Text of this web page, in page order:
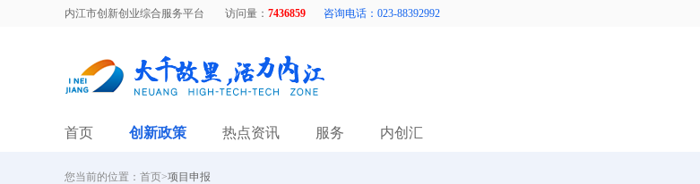
内江市创新创业综合服务平台 访问量： 7436859 咨询电话：023-88392992
首页 创新政策 热点资讯 服务 内创汇
您当前的位置： 首页>项目申报